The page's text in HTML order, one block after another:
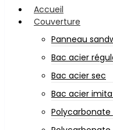
Accueil
Couverture
Panneau
Bac acier
Bac acier sec
Bac acier